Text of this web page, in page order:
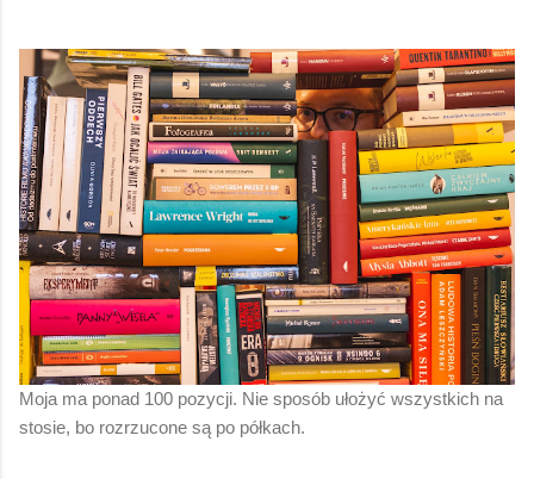
Moja ma ponad 100 pozycji. Nie sposób ułożyć wszystkich na
stosie, bo rozrzucone są po półkach.